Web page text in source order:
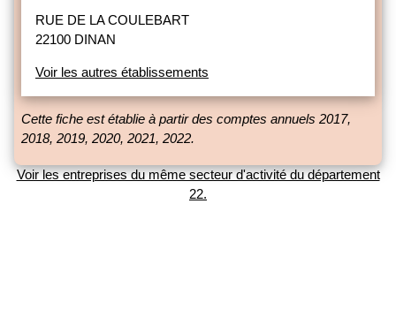
RUE DE LA COULEBART
22100 DINAN
Voir les autres établissements
Cette fiche est établie à partir des comptes annuels 2017,
2018, 2019, 2020, 2021, 2022.
Voir les entreprises du même secteur d'activité du département
22.